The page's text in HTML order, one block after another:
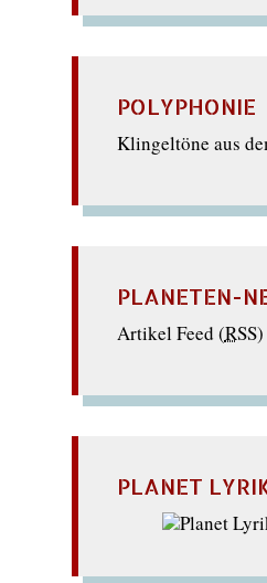
POLYPHONIE
Klingeltöne aus
PLANETEN-
Artikel Feed (RSS)
PLANET